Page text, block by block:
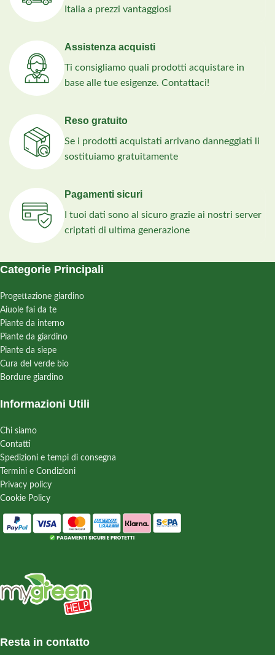
Italia a prezzi vantaggiosi
Assistenza acquisti
Ti consigliamo quali prodotti acquistare in
base alle tue esigenze. Contattaci!
Reso gratuito
Se i prodotti acquistati arrivano danneggiati li
sostituiamo gratuitamente
Pagamenti sicuri
I tuoi dati sono al sicuro grazie ai nostri server
criptati di ultima generazione
Categorie Principali
Progettazione giardino
Aiuole fai da te
Piante da interno
Piante da giardino
Piante da siepe
Cura del verde bio
Bordure giardino
Informazioni Utili
Chi siamo
Contatti
Spedizioni e tempi di consegna
Termini e Condizioni
Privacy policy
Cookie Policy
Resta in contatto